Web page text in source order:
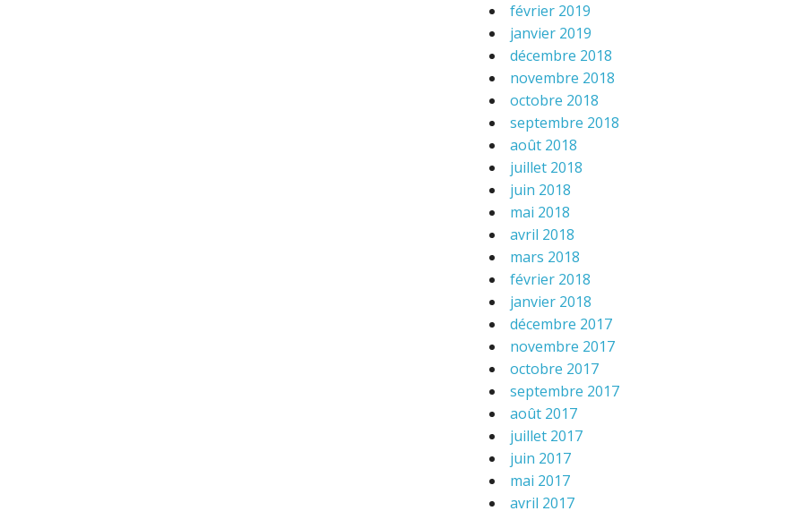
février 2019
janvier 2019
décembre 2018
novembre 2018
octobre 2018
septembre 2018
août 2018
juillet 2018
juin 2018
mai 2018
avril 2018
mars 2018
février 2018
janvier 2018
décembre 2017
novembre 2017
octobre 2017
septembre 2017
août 2017
juillet 2017
juin 2017
mai 2017
avril 2017